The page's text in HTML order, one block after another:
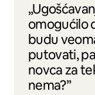
omogućilo
budu
putovati,
novca za
nema?”